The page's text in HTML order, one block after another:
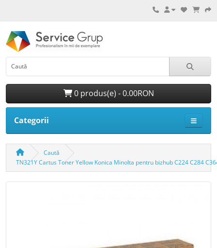
0 produs(e) - 0.00RON
Categorii
Caută
TN321Y Cartus Toner Yellow Konica Minolta pentru bizhub C224 C284